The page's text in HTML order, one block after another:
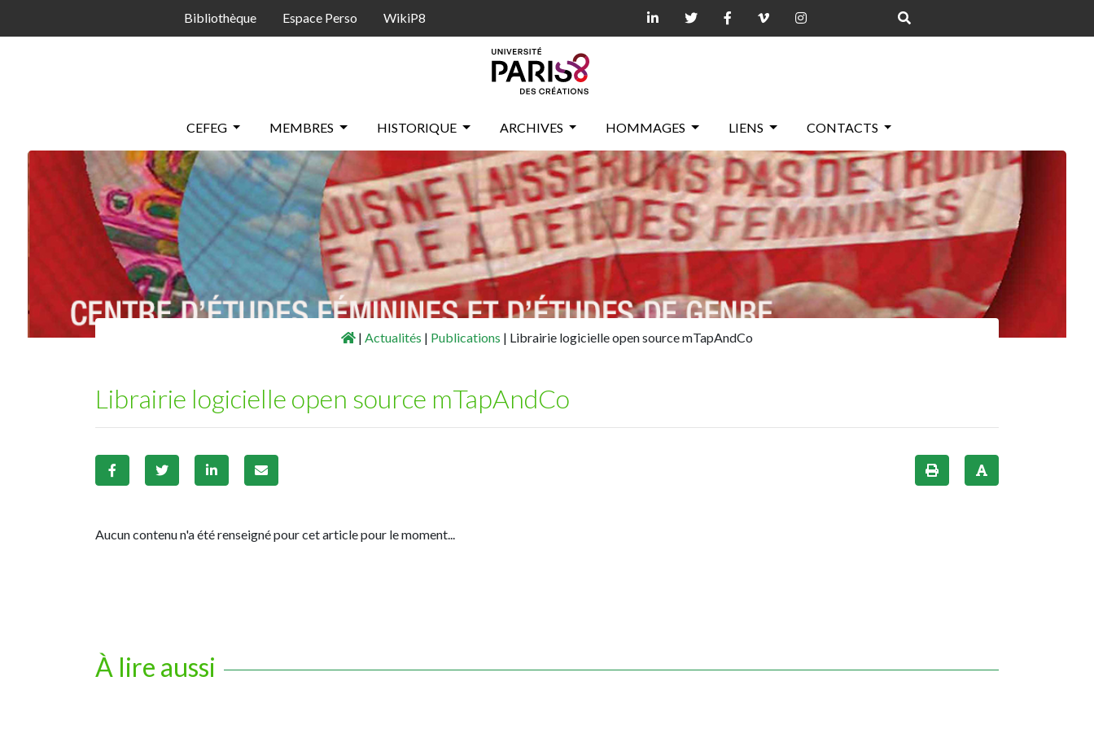
Bibliothèque Espace Perso WikiP8
CEFEG MEMBRES HISTORIQUE ARCHIVES HOMMAGES LIENS CONTACTS
| Actualités | Publications | Librairie logicielle open source mTapAndCo
Librairie logicielle open source mTapAndCo
Aucun contenu n'a été renseigné pour cet article pour le moment...
À lire aussi